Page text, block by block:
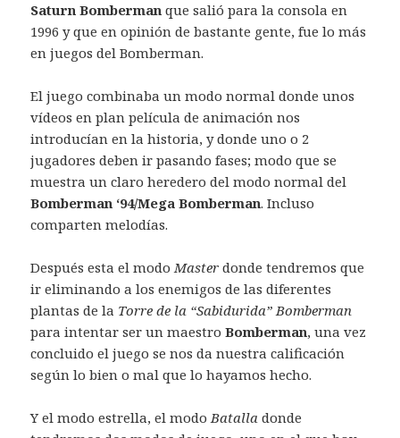
Saturn Bomberman que salió para la consola en
1996 y que en opinión de bastante gente, fue lo más
en juegos del Bomberman.
El juego combinaba un modo normal donde unos
vídeos en plan película de animación nos
introducían en la historia, y donde uno o 2
jugadores deben ir pasando fases; modo que se
muestra un claro heredero del modo normal del
Bomberman ‘94/Mega Bomberman. Incluso
comparten melodías.
Después esta el modoMaster donde tendremos que
ir eliminando a los enemigos de las diferentes
plantas de la Torre de la “Sabidurida” Bomberman
para intentar ser un maestroBomberman, una vez
concluido el juego se nos da nuestra calificación
según lo bien o mal que lo hayamos hecho.
Y el modo estrella, el modoBatalla donde